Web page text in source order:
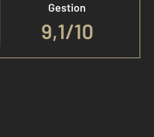
Gestion
9,1/10